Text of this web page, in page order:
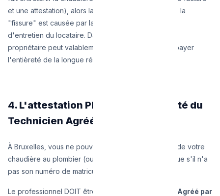
et une attestation), alors la jurisprudence estime que la
"fissure" est causée par la négligence et l'absence
d'entretien du locataire. Dans ce cas spécifique : le
propriétaire peut valablement obliger le locataire à payer
l'entièreté de la longue réparation !
4. L'attestation PEB : une exclusivité du
Technicien Agréé G1/L1
À Bruxelles, vous ne pouvez pas confier l'entretien de votre
chaudière au plombier (ou bricoleur) du coin de la rue s'il n'a
pas son numéro de matricule Régional.
Le professionnel DOIT être
Technicien Chaudière Agréé par